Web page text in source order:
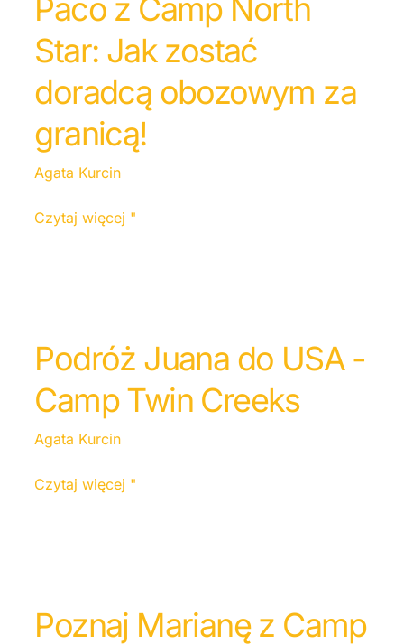
Paco z Camp North
Star: Jak zostać
doradcą obozowym za
granicą!
Agata Kurcin
Czytaj więcej "
Podróż Juana do USA -
Camp Twin Creeks
Agata Kurcin
Czytaj więcej "
Poznaj Marianę z Camp